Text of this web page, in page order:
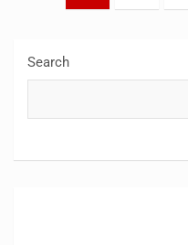
pagination
Search